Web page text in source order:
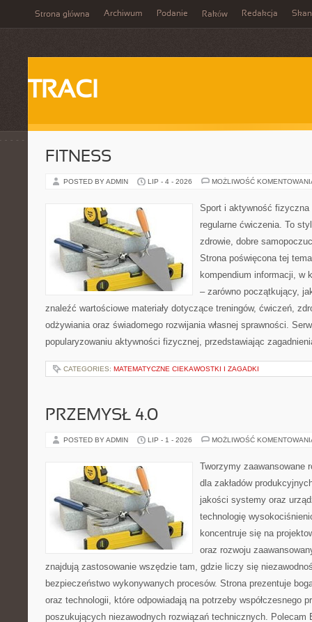
Strona główna Archiwum Podanie Raków Redakcja
TRACI
FITNESS
POSTED BY ADMIN LIP - 4 - 2026 MOŻLIWOŚĆ
Sport i aktywność
regularne ćwiczenia. To
zdrowie, dobre
Strona poświęcona tej
kompendium informacji, w
– zarówno początkujący,
znaleźć wartościowe materiały dotyczące treningów, ćwiczeń,
odżywiania oraz świadomego rozwijania własnej sprawności.
popularyzowaniu aktywności fizycznej, przedstawiając
CATEGORIES: MATEMATYCZNE CIEKAWOSTKI I ZAGADKI
PRZEMYSŁ 4.0
POSTED BY ADMIN LIP - 1 - 2026 MOŻLIWOŚĆ
Tworzymy zaawansowane
dla zakładów
jakości systemy oraz
technologię
koncentruje się na
oraz rozwoju
znajdują zastosowanie wszędzie tam, gdzie liczy się
bezpieczeństwo wykonywanych procesów. Strona prezentuje
oraz technologii, które odpowiadają na potrzeby współczesnego
poszukujących niezawodnych rozwiązań technicznych. Polecam